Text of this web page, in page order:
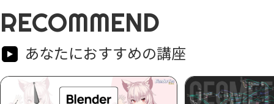
RECOMMEND
あなたにおすすめの講座